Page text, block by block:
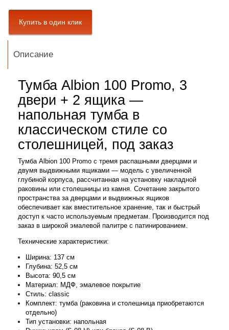
Описание
Тумба Albion 100 Promo, 3
двери + 2 ящика —
напольная тумба в
классическом стиле со
столешницей, под заказ
Тумба Albion 100 Promo с тремя распашными дверцами и
двумя выдвижными ящиками — модель с увеличенной
глубиной корпуса, рассчитанная на установку накладной
раковины или столешницы из камня. Сочетание закрытого
пространства за дверцами и выдвижных ящиков
обеспечивает как вместительное хранение, так и быстрый
доступ к часто используемым предметам. Производится под
заказ в широкой эмалевой палитре с патинированием.
Технические характеристики:
Ширина: 137 см
Глубина: 52,5 см
Высота: 90,5 см
Материал: МДФ, эмалевое покрытие
Стиль: classic
Комплект: тумба (раковина и столешница приобретаются
отдельно)
Тип установки: напольная